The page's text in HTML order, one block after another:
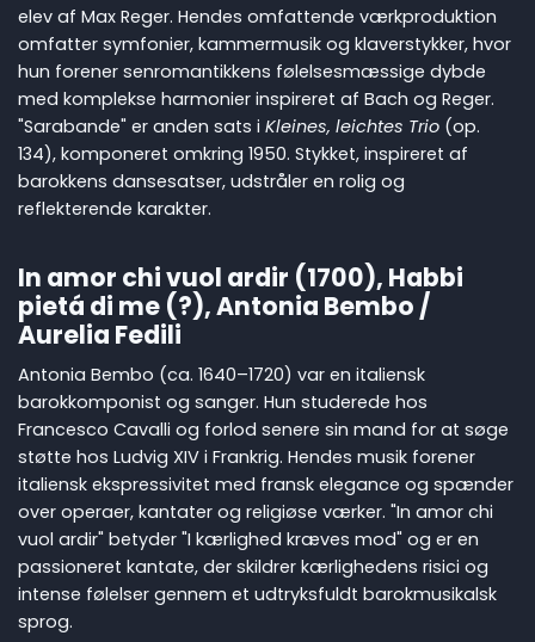
elev af Max Reger. Hendes omfattende værkproduktion
omfatter symfonier, kammermusik og klaverstykker, hvor
hun forener senromantikkens følelsesmæssige dybde
med komplekse harmonier inspireret af Bach og Reger.
"Sarabande" er anden sats i Kleines, leichtes Trio (op.
134), komponeret omkring 1950. Stykket, inspireret af
barokkens dansesatser, udstråler en rolig og
reflekterende karakter.
In amor chi vuol ardir (1700), Habbi
pietá di me (?), Antonia Bembo /
Aurelia Fedili
Antonia Bembo (ca. 1640–1720) var en italiensk
barokkomponist og sanger. Hun studerede hos
Francesco Cavalli og forlod senere sin mand for at søge
støtte hos Ludvig XIV i Frankrig. Hendes musik forener
italiensk ekspressivitet med fransk elegance og spænder
over operaer, kantater og religiøse værker. "In amor chi
vuol ardir" betyder "I kærlighed kræves mod" og er en
passioneret kantate, der skildrer kærlighedens risici og
intense følelser gennem et udtryksfuldt barokmusikalsk
sprog.